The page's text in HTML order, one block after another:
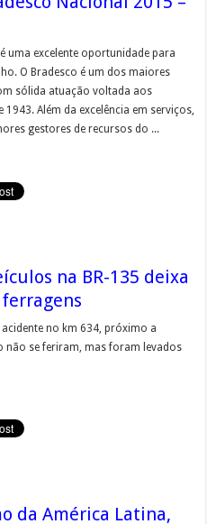
uma excelente oportunidade para
O Bradesco é um dos maiores
sólida atuação voltada aos
1943. Além da excelência em serviços,
gestores de recursos do ...
na BR-135 deixa
no km 634, próximo a
não se feriram, mas foram levados
da América Latina,